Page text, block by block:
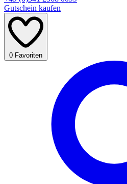
Gutschein kaufen
0 Favoriten